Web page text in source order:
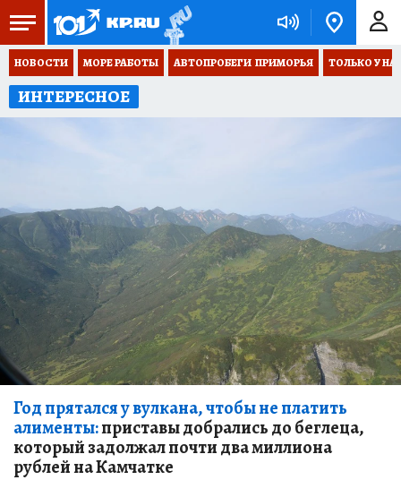
НОВОСТИ МОРЕ РАБОТЫ АВТОПРОБЕГИ  ПРИМОРЬЯ ТОЛЬКО У
ИНТЕРЕСНОЕ
Год прятался у вулкана, чтобы не платить
алименты:приставы добрались до беглеца,
который задолжал почти два миллиона
рублей на Камчатке